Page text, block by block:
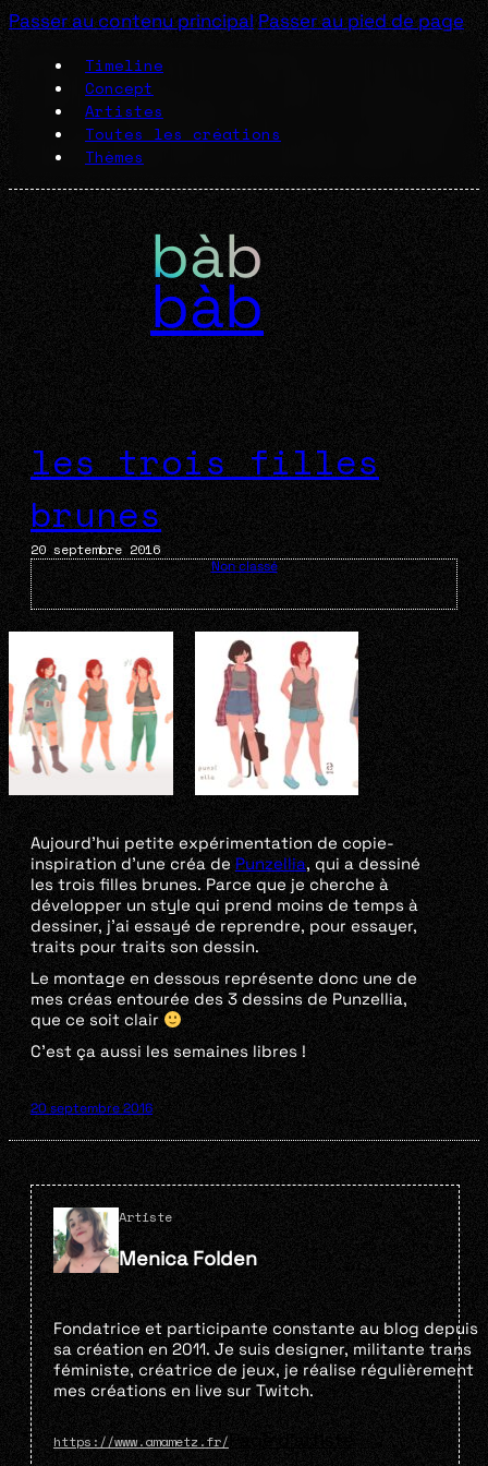
Passer au contenu principal Passer au pied de page
Timeline
Concept
Artistes
Toutes les créations
Thèmes
bàb
les trois filles
brunes
20 septembre 2016
Non classé
Aujourd’hui petite expérimentation de copie-
inspiration d’une créa de Punzellia, qui a dessiné
les trois filles brunes. Parce que je cherche à
développer un style qui prend moins de temps à
dessiner, j’ai essayé de reprendre, pour essayer,
traits pour traits son dessin.
Le montage en dessous représente donc une de
mes créas entourée des 3 dessins de Punzellia,
que ce soit clair
C’est ça aussi les semaines libres !
20 septembre 2016
Artiste
Menica Folden
Fondatrice et participante constante au blog depuis
sa création en 2011. Je suis designer, militante trans
féministe, créatrice de jeux, je réalise régulièrement
mes créations en live sur Twitch.
https://www.amametz.fr/